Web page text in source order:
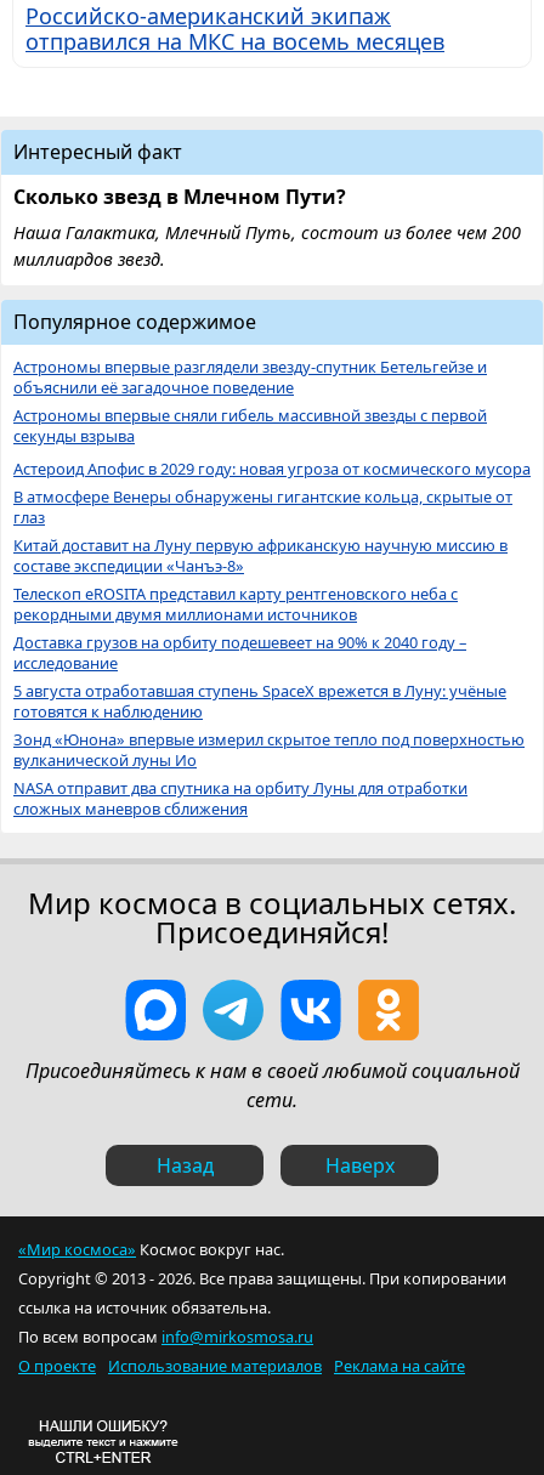
Российско-американский экипаж
отправился на МКС на восемь месяцев
Интересный факт
Сколько звезд в Млечном Пути?
Наша Галактика, Млечный Путь, состоит из более чем 200
миллиардов звезд.
Популярное содержимое
Астрономы впервые разглядели звезду-спутник Бетельгейзе и
объяснили её загадочное поведение
Астрономы впервые сняли гибель массивной звезды с первой
секунды взрыва
Астероид Апофис в 2029 году: новая угроза от космического мусора
В атмосфере Венеры обнаружены гигантские кольца, скрытые от
глаз
Китай доставит на Луну первую африканскую научную миссию в
составе экспедиции «Чанъэ-8»
Телескоп eROSITA представил карту рентгеновского неба с
рекордными двумя миллионами источников
Доставка грузов на орбиту подешевеет на 90% к 2040 году –
исследование
5 августа отработавшая ступень SpaceX врежется в Луну: учёные
готовятся к наблюдению
Зонд «Юнона» впервые измерил скрытое тепло под поверхностью
вулканической луны Ио
NASA отправит два спутника на орбиту Луны для отработки
сложных маневров сближения
Мир космоса в социальных сетях.
Присоединяйся!
Присоединяйтесь к нам в своей любимой социальной
сети.
Назад Наверх
«Мир космоса» Космос вокруг нас.
Copyright © 2013 - 2026. Все права защищены. При копировании
ссылка на источник обязательна.
По всем вопросам info@mirkosmosa.ru
О проекте
Использование материалов Реклама на сайте